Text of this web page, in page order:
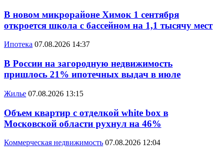
В новом микрорайоне Химок 1 сентября
откроется школа с бассейном на 1,1 тысячу мест
Ипотека 07.08.2026 14:37
В России на загородную недвижимость
пришлось 21% ипотечных выдач в июле
Жилье 07.08.2026 13:15
Объем квартир с отделкой white box в
Московской области рухнул на 46%
Коммерческая недвижимость 07.08.2026 12:04